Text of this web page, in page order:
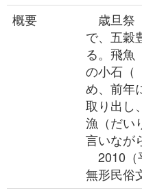
概要
歳旦祭
で、五穀
る。飛魚
の小石（
め、前年
取り出し
漁（だい
言いなが
2010（
無形民俗